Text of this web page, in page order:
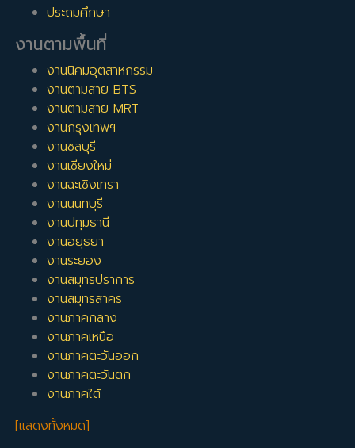
ประถมศึกษา
งานตามพื้นที่
งานนิคมอุตสาหกรรม
งานตามสาย BTS
งานตามสาย MRT
งานกรุงเทพฯ
งานชลบุรี
งานเชียงใหม่
งานฉะเชิงเทรา
งานนนทบุรี
งานปทุมธานี
งานอยุธยา
งานระยอง
งานสมุทรปราการ
งานสมุทรสาคร
งานภาคกลาง
งานภาคเหนือ
งานภาคตะวันออก
งานภาคตะวันตก
งานภาคใต้
[แสดงทั้งหมด]